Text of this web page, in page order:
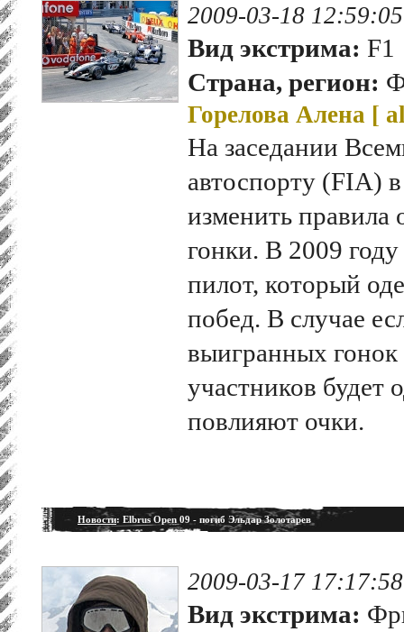
2009-03-18 12:59:05
Вид экстрима: F1
Страна, регион:
Горелова Алена [
На заседании
автоспорту (FIA)
изменить правила
гонки. В 2009
пилот, который
побед. В случае
выигранных гонок
участников будет
повлияют очки.
Новости: Elbrus Open 09 - погиб Эльдар Золотарев
2009-03-17 17:17:58
Вид экстрима: